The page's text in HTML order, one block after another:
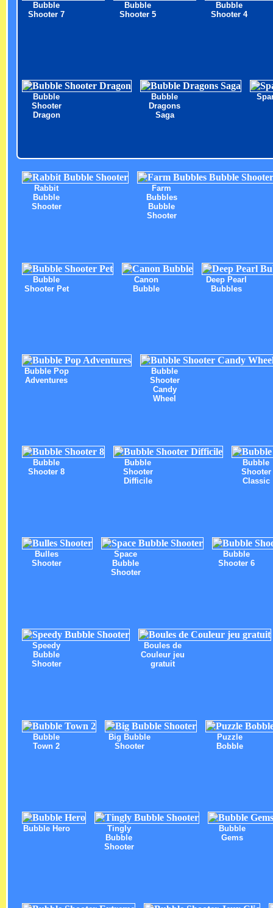
Bubble
Shooter 7
Bubble
Shooter 5
Bubble
Shooter 4
Bubble
Shooter
Dragon
Bubble
Dragons
Saga
Rabbit
Bubble
Shooter
Farm
Bubbles
Bubble
Shooter
Bubble
Shooter Pet
Canon
Bubble
Deep Pearl
Bubbles
Bubble Pop
Adventures
Bubble
Shooter
Candy
Wheel
Bubble
Shooter 8
Bubble
Shooter
Difficile
Bubble
Shooter
Classic
Bulles
Shooter
Space
Bubble
Shooter
Bubble
Shooter 6
Speedy
Bubble
Shooter
Boules de
Couleur jeu
gratuit
Bubble
Town 2
Big Bubble
Shooter
Puzzle
Bobble
Bubble Hero
Tingly
Bubble
Shooter
Bubble
Gems